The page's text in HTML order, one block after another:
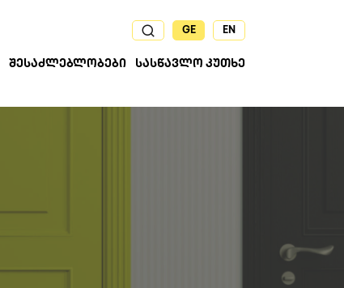
GE EN
ᲨᲔᲡᲐᲫᲚᲔᲑᲚᲝᲑᲔᲑᲘ ᲡᲐᲡᲬᲐᲕᲚᲝ ᲙᲣᲗᲮᲔ